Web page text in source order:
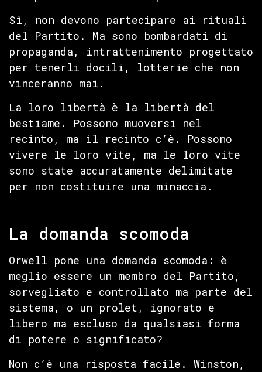
Sì, non devono partecipare ai rituali
del Partito. Ma sono bombardati di
propaganda, intrattenimento progettato
per tenerli docili, lotterie che non
vinceranno mai.
La loro libertà è la libertà del
bestiame. Possono muoversi nel
recinto, ma il recinto c’è. Possono
vivere le loro vite, ma le loro vite
sono state accuratamente delimitate
per non costituire una minaccia.
La domanda scomoda
Orwell pone una domanda scomoda: è
meglio essere un membro del Partito,
sorvegliato e controllato ma parte del
sistema, o un prolet, ignorato e
libero ma escluso da qualsiasi forma
di potere o significato?
Non c’è una risposta facile. Winston,